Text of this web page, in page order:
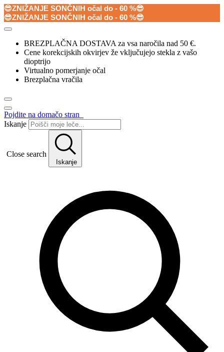
😎ZNIŽANJE SONČNIH očal do - 60 %😎
😎ZNIŽANJE SONČNIH očal do - 60 %😎
BREZPLAČNA DOSTAVA za vsa naročila nad 50 €.
Cene korekcijskih okvirjev že vključujejo stekla z vašo
dioptrijo
Virtualno pomerjanje očal
Brezplačna vračila
Pojdite na domačo stran
Iskanje
Close search
Iskanje